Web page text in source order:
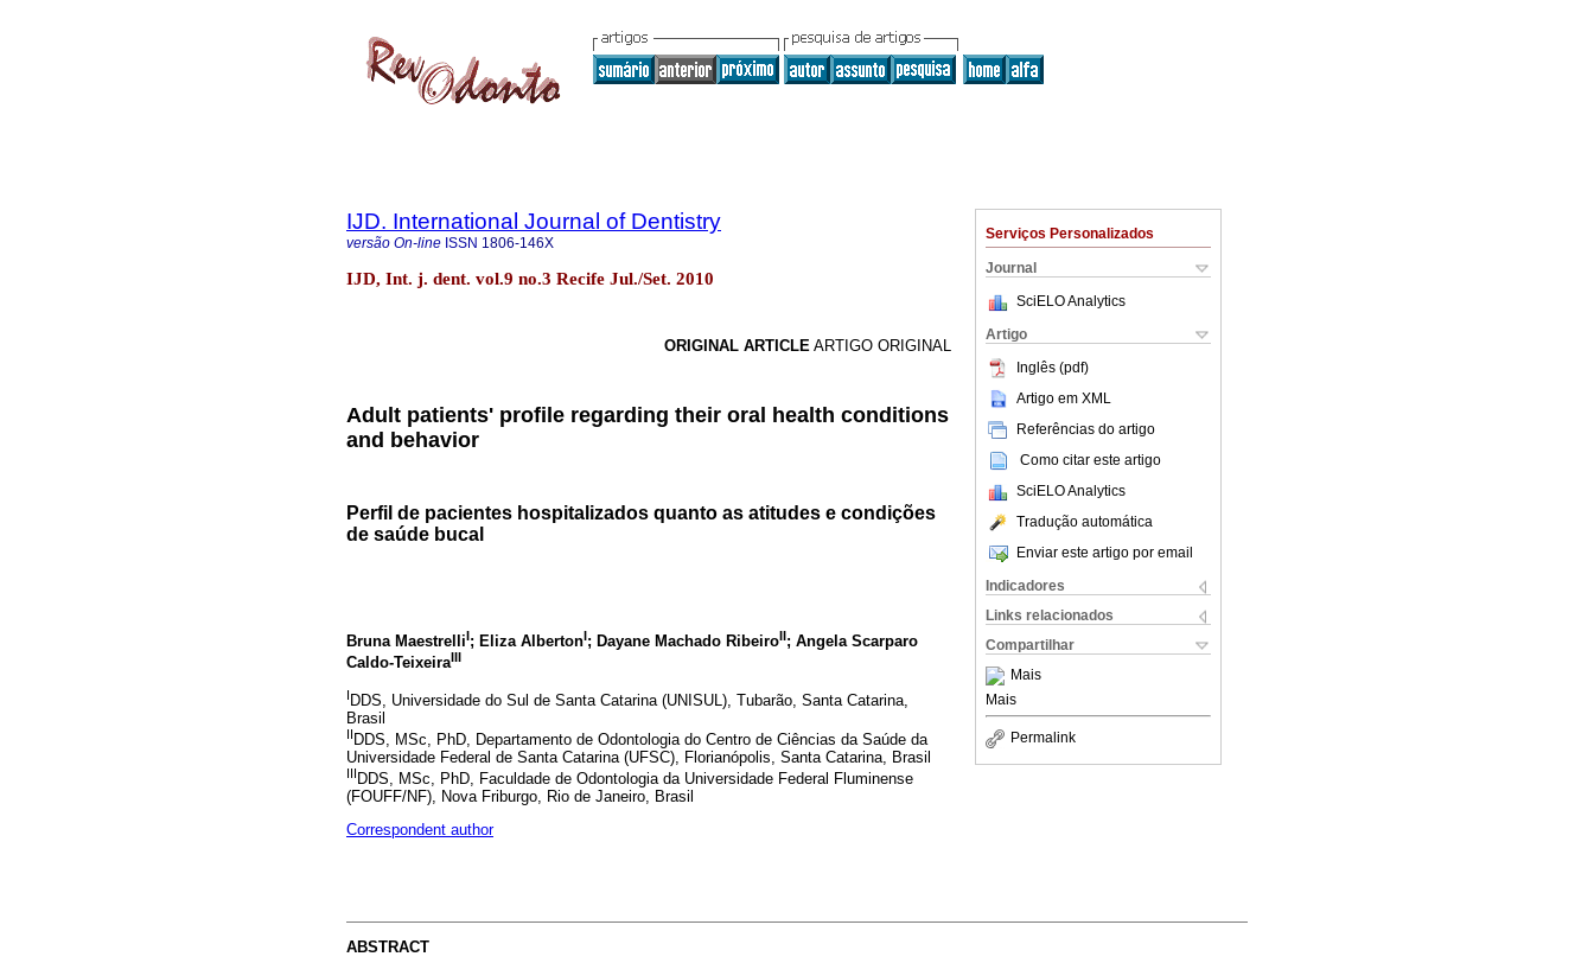
Serviços Personalizados
Journal
SciELO Analytics
Artigo
Inglês (pdf)
Artigo em XML
Referências do artigo
Como citar este artigo
SciELO Analytics
Tradução automática
Enviar este artigo por email
Indicadores
Links relacionados
Compartilhar
Mais
Mais
Permalink
IJD. International Journal of Dentistry
versão On-line ISSN 1806-146X
IJD, Int. j. dent. vol.9 no.3 Recife Jul./Set. 2010
ORIGINAL ARTICLE ARTIGO ORIGINAL
Adult patients' profile regarding their oral health conditions
and behavior
Perfil de pacientes hospitalizados quanto as atitudes e condições
de saúde bucal
Bruna MaestrelliI; Eliza AlbertonI; Dayane Machado RibeiroII; Angela Scarparo
Caldo-TeixeiraIII
IDDS, Universidade do Sul de Santa Catarina (UNISUL), Tubarão, Santa Catarina,
Brasil
II DDS, MSc, PhD, Departamento de Odontologia do Centro de Ciências da Saúde da
Universidade Federal de Santa Catarina (UFSC), Florianópolis, Santa Catarina, Brasil
III DDS, MSc, PhD, Faculdade de Odontologia da Universidade Federal Fluminense
(FOUFF/NF), Nova Friburgo, Rio de Janeiro, Brasil
Correspondent author
ABSTRACT